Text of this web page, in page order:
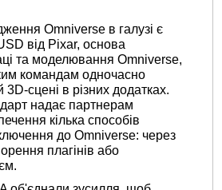
Omniverse в галузі є
від Pixar, основа
та моделювання Omniverse,
командам одночасно
сцені в різних додатках.
надає партнерам
кілька способів
до Omniverse: через
плагінів або